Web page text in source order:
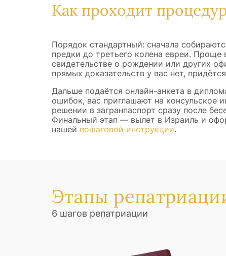
Как проходит
Порядок стандартный: сначала
предки до третьего колена евреи. Проще
свидетельстве о рождении или других
прямых доказательств у вас нет,
Дальше подаётся онлайн-анкета в
ошибок, вас приглашают на консульское
решении в загранпаспорт сразу после
Финальный этап — вылет в Израиль и
нашей пошаговой инструкции.
Этапы
6 шагов репатриации